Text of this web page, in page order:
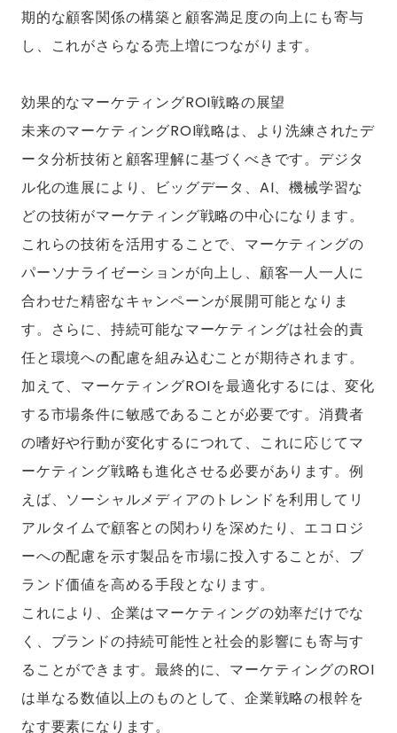
期的な顧客関係の構築と顧客満足度の向上にも寄与
し、これがさらなる売上増につながります。
効果的なマーケティングROI戦略の展望
未来のマーケティングROI戦略は、より洗練されたデ
ータ分析技術と顧客理解に基づくべきです。デジタ
ル化の進展により、ビッグデータ、AI、機械学習な
どの技術がマーケティング戦略の中心になります。
これらの技術を活用することで、マーケティングの
パーソナライゼーションが向上し、顧客一人一人に
合わせた精密なキャンペーンが展開可能となりま
す。さらに、持続可能なマーケティングは社会的責
任と環境への配慮を組み込むことが期待されます。
加えて、マーケティングROIを最適化するには、変化
する市場条件に敏感であることが必要です。消費者
の嗜好や行動が変化するにつれて、これに応じてマ
ーケティング戦略も進化させる必要があります。例
えば、ソーシャルメディアのトレンドを利用してリ
アルタイムで顧客との関わりを深めたり、エコロジ
ーへの配慮を示す製品を市場に投入することが、ブ
ランド価値を高める手段となります。
これにより、企業はマーケティングの効率だけでな
く、ブランドの持続可能性と社会的影響にも寄与す
ることができます。最終的に、マーケティングのROI
は単なる数値以上のものとして、企業戦略の根幹を
なす要素になります。